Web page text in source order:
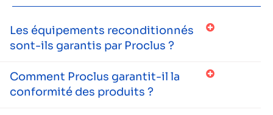
Les équipements reconditionnés
sont-ils garantis par Proclus ?
Comment Proclus garantit-il la
conformité des produits ?